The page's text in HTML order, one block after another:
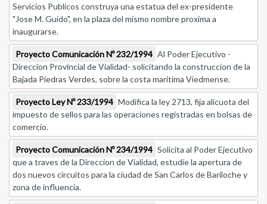
Servicios Publicos construya una estatua del ex-presidente
"Jose M. Guido", en la plaza del mismo nombre proxima a
inaugurarse.
Proyecto Comunicación Nº 232/1994 Al Poder Ejecutivo -
Direccion Provincial de Vialidad- solicitando la construccion de la
Bajada Piedras Verdes, sobre la costa maritima Viedmense.
Proyecto Ley Nº 233/1994 Modifica la ley 2713, fija alicuota del
impuesto de sellos para las operaciones registradas en bolsas de
comercio.
Proyecto Comunicación Nº 234/1994 Solicita al Poder Ejecutivo
que a traves de la Direccion de Vialidad, estudie la apertura de
dos nuevos circuitos para la ciudad de San Carlos de Bariloche y
zona de influencia.